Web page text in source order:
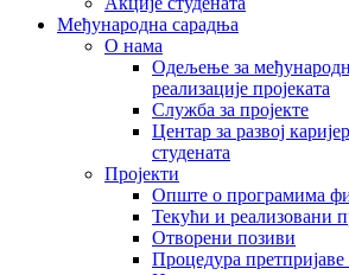
Међународна сарадња
О нама
Одељење за
реализације пројеката
Служба за пројекте
Центар за развој
студената
Пројекти
Опште о програмима
Текући и реализовани
Отворени позиви
Процедура претпријаве